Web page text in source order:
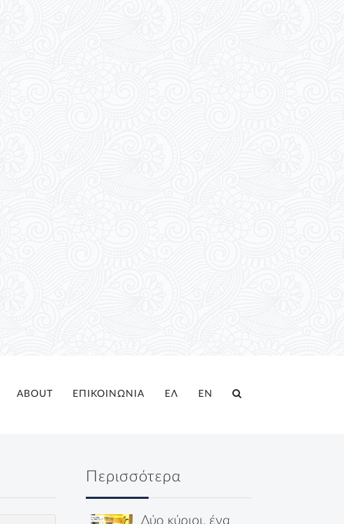
ABOUT ΕΠΙΚΟΙΝΩΝΙΑ ΕΛ EN
Περισσότερα
Δύο κύριοι, ένα